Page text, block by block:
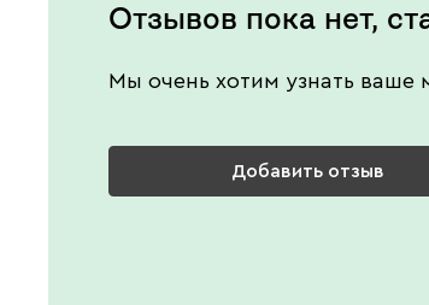
Отзывов пока нет,
Мы очень хотим узнать ваше
Добавить отзыв